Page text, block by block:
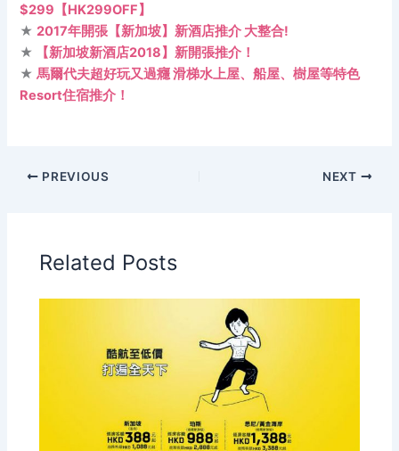
$299【HK299OFF】
★2017年開張【新加坡】新酒店推介 大整合!
★
【新加坡新酒店2018】新開張推介！
★馬爾代夫超好玩又過癮 滑梯水上屋、船屋、樹屋等特色
Resort住宿推介！
PREVIOUS NEXT
Related Posts